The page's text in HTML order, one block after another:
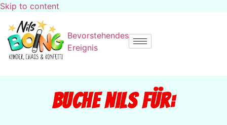
Skip to content
Bevorstehendes
Ereignis
Buche Nils für: